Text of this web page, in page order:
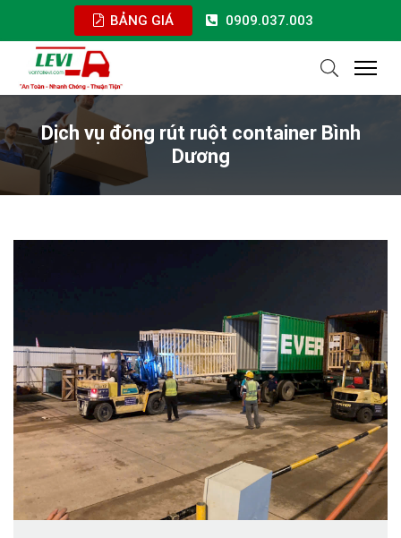
BẢNG GIÁ 0909.037.003
Dịch vụ đóng rút ruột container Bình
Dương